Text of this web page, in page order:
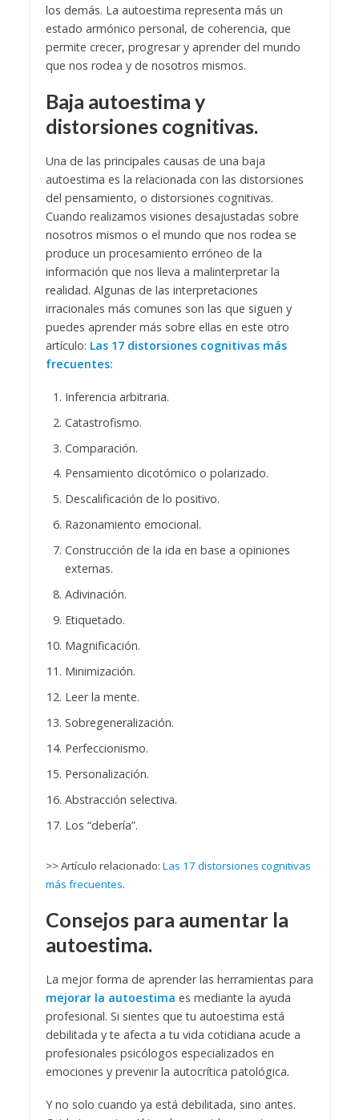
los demás. La autoestima representa más un
estado armónico personal, de coherencia, que
permite crecer, progresar y aprender del mundo
que nos rodea y de nosotros mismos.
Baja autoestima y
distorsiones cognitivas.
Una de las principales causas de una baja
autoestima es la relacionada con las distorsiones
del pensamiento, o distorsiones cognitivas.
Cuando realizamos visiones desajustadas sobre
nosotros mismos o el mundo que nos rodea se
produce un procesamiento erróneo de la
información que nos lleva a malinterpretar la
realidad. Algunas de las interpretaciones
irracionales más comunes son las que siguen y
puedes aprender más sobre ellas en este otro
artículo: Las 17 distorsiones cognitivas más
frecuentes:
Inferencia arbitraria.
Catastrofismo.
Comparación.
Pensamiento dicotómico o polarizado.
Descalificación de lo positivo.
Razonamiento emocional.
Construcción de la ida en base a opiniones
externas.
Adivinación.
Etiquetado.
Magnificación.
Minimización.
Leer la mente.
Sobregeneralización.
Perfeccionismo.
Personalización.
Abstracción selectiva.
Los “debería”.
>> Artículo relacionado: Las 17 distorsiones cognitivas
más frecuentes.
Consejos para aumentar la
autoestima.
La mejor forma de aprender las herramientas para
mejorar la autoestima es mediante la ayuda
profesional. Si sientes que tu autoestima está
debilitada y te afecta a tu vida cotidiana acude a
profesionales psicólogos especializados en
emociones y prevenir la autocrítica patológica.
Y no solo cuando ya está debilitada, sino antes.